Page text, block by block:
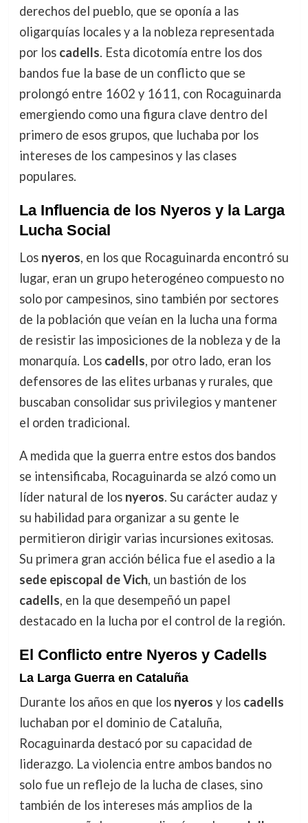
derechos del pueblo, que se oponía a las
oligarquías locales y a la nobleza representada
por los cadells. Esta dicotomía entre los dos
bandos fue la base de un conflicto que se
prolongó entre 1602 y 1611, con Rocaguinarda
emergiendo como una figura clave dentro del
primero de esos grupos, que luchaba por los
intereses de los campesinos y las clases
populares.
La Influencia de los Nyeros y la Larga
Lucha Social
Los nyeros, en los que Rocaguinarda encontró su
lugar, eran un grupo heterogéneo compuesto no
solo por campesinos, sino también por sectores
de la población que veían en la lucha una forma
de resistir las imposiciones de la nobleza y de la
monarquía. Los cadells, por otro lado, eran los
defensores de las elites urbanas y rurales, que
buscaban consolidar sus privilegios y mantener
el orden tradicional.
A medida que la guerra entre estos dos bandos
se intensificaba, Rocaguinarda se alzó como un
líder natural de los nyeros. Su carácter audaz y
su habilidad para organizar a su gente le
permitieron dirigir varias incursiones exitosas.
Su primera gran acción bélica fue el asedio a la
sede episcopal de Vich, un bastión de los
cadells, en la que desempeñó un papel
destacado en la lucha por el control de la región.
El Conflicto entre Nyeros y Cadells
La Larga Guerra en Cataluña
Durante los años en que los nyeros y los cadells
luchaban por el dominio de Cataluña,
Rocaguinarda destacó por su capacidad de
liderazgo. La violencia entre ambos bandos no
solo fue un reflejo de la lucha de clases, sino
también de los intereses más amplios de la